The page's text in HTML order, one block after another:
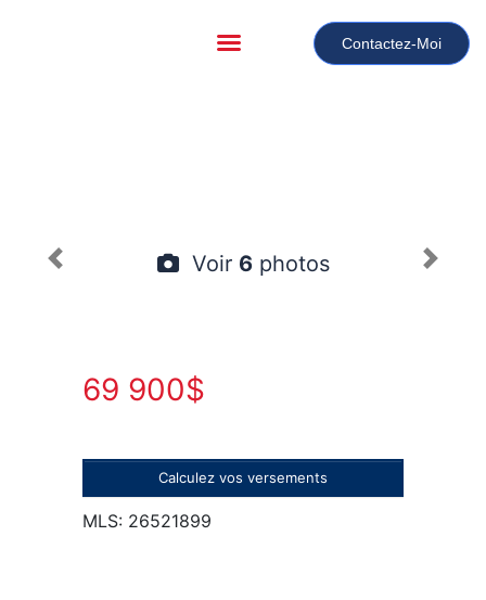
Contactez-Moi
Voir 6photos
69 900$
Calculez vos versements
MLS: 26521899